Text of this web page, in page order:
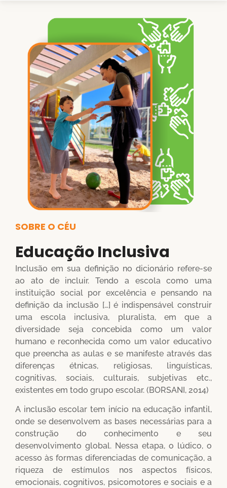
SOBRE O CÉU
Educação Inclusiva
Inclusão em sua definição no dicionário refere-se
ao ato de incluir. Tendo a escola como uma
instituição social por excelência e pensando na
definição da inclusão […] é indispensável construir
uma escola inclusiva, pluralista, em que a
diversidade seja concebida como um valor
humano e reconhecida como um valor educativo
que preencha as aulas e se manifeste através das
diferenças étnicas, religiosas, linguísticas,
cognitivas, sociais, culturais, subjetivas etc.,
existentes em todo grupo escolar. (BORSANI, 2014)
A inclusão escolar tem início na educação infantil,
onde se desenvolvem as bases necessárias para a
construção do conhecimento e seu
desenvolvimento global. Nessa etapa, o lúdico, o
acesso às formas diferenciadas de comunicação, a
riqueza de estímulos nos aspectos físicos,
emocionais, cognitivos, psicomotores e sociais e a